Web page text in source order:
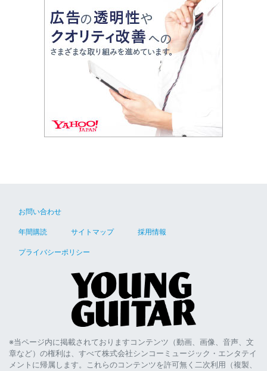
お問い合わせ
年間購読 サイトマップ 採用情報
プライバシーポリシー
※当ページ内に掲載されておりますコンテンツ（動画、画像、音声、文
章など）の権利は、すべて株式会社シンコーミュージック・エンタテイ
メントに帰属します。これらのコンテンツを許可無く二次利用（複製、